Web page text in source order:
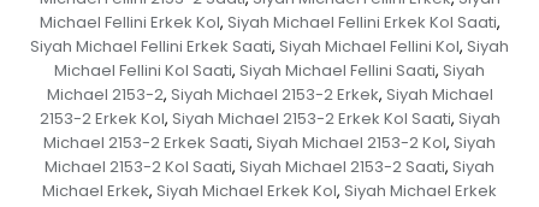
Michael Fellini Erkek Kol, Siyah Michael Fellini Erkek Kol Saati,
Siyah Michael Fellini Erkek Saati, Siyah Michael Fellini Kol, Siyah
Michael Fellini Kol Saati, Siyah Michael Fellini Saati, Siyah
Michael 2153-2, Siyah Michael 2153-2 Erkek, Siyah Michael
2153-2 Erkek Kol, Siyah Michael 2153-2 Erkek Kol Saati, Siyah
Michael 2153-2 Erkek Saati, Siyah Michael 2153-2 Kol, Siyah
Michael 2153-2 Kol Saati, Siyah Michael 2153-2 Saati, Siyah
Michael Erkek, Siyah Michael Erkek Kol, Siyah Michael Erkek